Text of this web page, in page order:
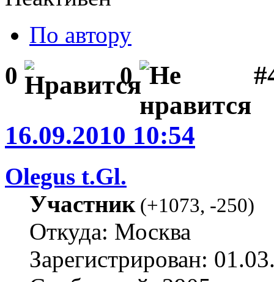
По автору
0 0
16.09.2010 10:54
Olegus t.Gl.
Участник(+1073, -250)
Откуда: Москва
Зарегистрирован: